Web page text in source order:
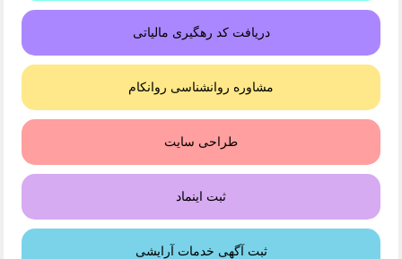
دریافت کد رهگیری مالیاتی
مشاوره روانشناسی روانکام
طراحی سایت
ثبت اینماد
ثبت آگهی خدمات آرایشی